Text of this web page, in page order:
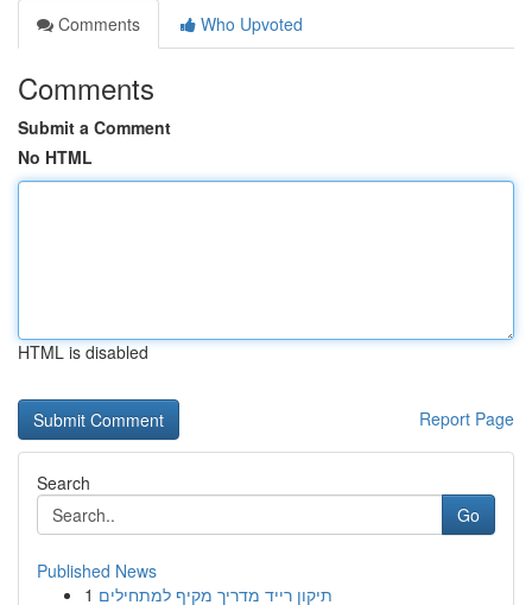
Comments
Who Upvoted
Comments
Submit a Comment
No HTML
HTML is disabled
Report Page
Search
Go
Published News
1 תיקון רייד מדריך מקיף למתחילים